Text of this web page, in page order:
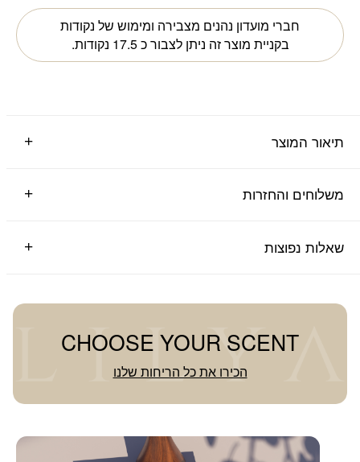
חברי מועדון נהנים מצבירה ומימוש של נקודות
בקניית מוצר זה ניתן לצבור כ17.5 נקודות.
תיאור המוצר
משלוחים והחזרות
שאלות נפוצות
CHOOSE YOUR SCENT
הכירו את כל הריחות שלנו